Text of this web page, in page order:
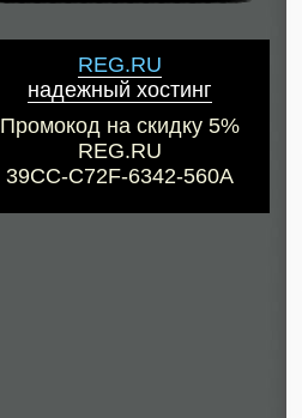
REG.RU
надежный хостинг
Промокод на скидку 5%
REG.RU
39CC-C72F-6342-560A